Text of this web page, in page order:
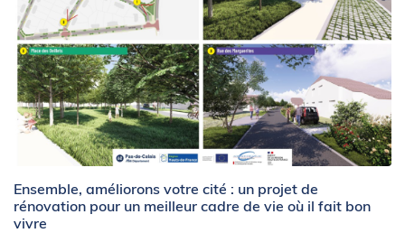
Zoom sur l'image
Ensemble, améliorons votre cité : un projet de
rénovation pour un meilleur cadre de vie où il fait bon
vivre